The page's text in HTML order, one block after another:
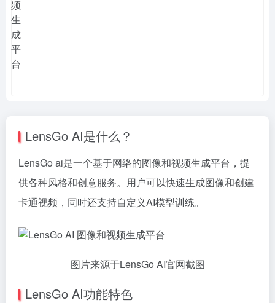
LensGo AI是什么？
LensGo ai是一个基于网络的图像和视频生成平台，提
供各种风格和创意服务。用户可以快速生成图像和创建
卡通视频，同时还支持自定义AI模型训练。
图片来源于LensGo AI官网截图
LensGo AI功能特色